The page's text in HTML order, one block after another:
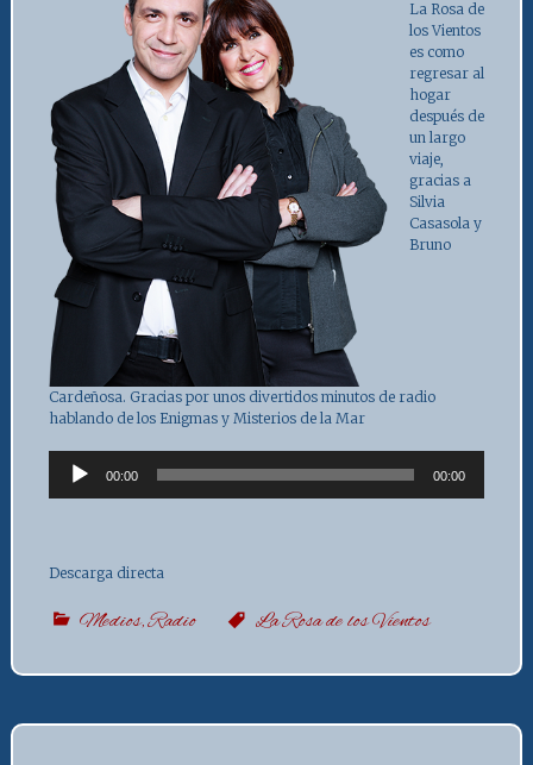
La Rosa de
los Vientos
es como
regresar al
hogar
después de
un largo
viaje,
gracias a
Silvia
Casasola y
Bruno
Cardeñosa. Gracias por unos divertidos minutos de radio
hablando de los Enigmas y Misterios de la Mar
Audio
Player
00:00 00:00
Descarga directa
Medios,Radio La Rosa de los Vientos